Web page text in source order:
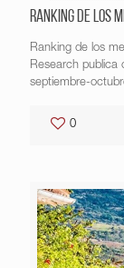
Ranking de los
Ranking de los
Research publica
septiembre-
0